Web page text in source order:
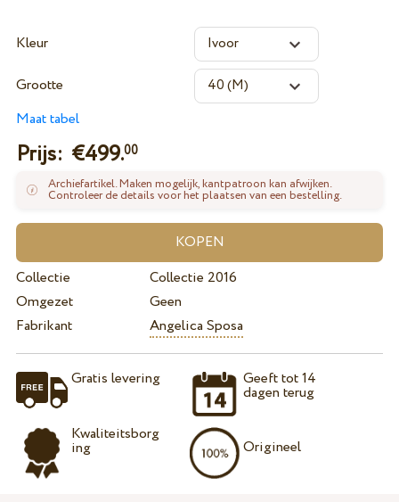
Kleur
Grootte
Maat tabel
Prijs: €499.00
Archiefartikel. Maken mogelijk, kantpatroon kan afwijken.
Controleer de details voor het plaatsen van een bestelling.
Collectie
Collectie 2016
Omgezet
Geen
Fabrikant
Angelica Sposa
Gratis levering
Kwaliteitsborg
ing
Geeft tot 14
dagen terug
Origineel